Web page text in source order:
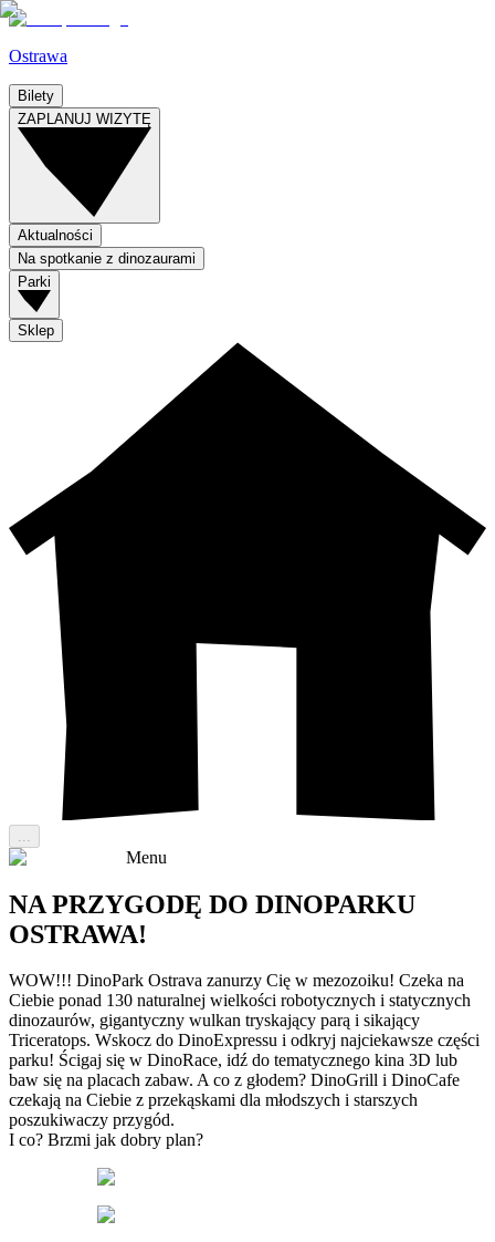
Ostrawa
Bilety
ZAPLANUJ WIZYTĘ
Aktualności
Na spotkanie z dinozaurami
Parki
Sklep
Menu
NA PRZYGODĘ DO DINOPARKU
OSTRAWA!
WOW!!! DinoPark Ostrava zanurzy Cię w mezozoiku! Czeka na
Ciebie ponad 130 naturalnej wielkości robotycznych i statycznych
dinozaurów, gigantyczny wulkan tryskający parą i sikający
Triceratops. Wskocz do DinoExpressu i odkryj najciekawsze części
parku! Ścigaj się w DinoRace, idź do tematycznego kina 3D lub
baw się na placach zabaw. A co z głodem? DinoGrill i DinoCafe
czekają na Ciebie z przekąskami dla młodszych i starszych
poszukiwaczy przygód.
I co? Brzmi jak dobry plan?